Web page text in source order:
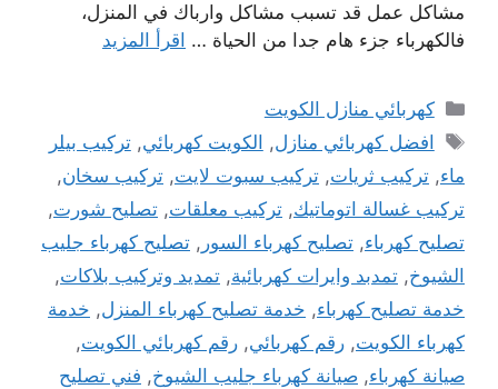
مشاكل عمل قد تسبب مشاكل وارباك في المنزل،
فالكهرباء جزء هام جدا من الحياة … اقرأ المزيد
التصنيفات
كهربائي منازل الكويت
الوسوم
افضل كهربائي منازل, الكويت كهربائي,تركيب بيلر
ماء, تركيب ثريات, تركيب سبوت لايت, تركيب سخان,
تركيب غسالة اتوماتيك, تركيب معلقات, تصليح شورت,
تصليح كهرباء, تصليح كهرباء السور , تصليح كهرباء جليب
الشيوخ, تمدبد وايرات كهربائية, تمديد وتركيب بلاكات,
خدمة تصليح كهرباء, خدمة تصليح كهرباء المنزل, خدمة
كهرباء الكويت, رقم كهربائي, رقم كهربائي الكويت,
صيانة كهرباء, صيانة كهرباء جليب الشيوخ, فني تصليح